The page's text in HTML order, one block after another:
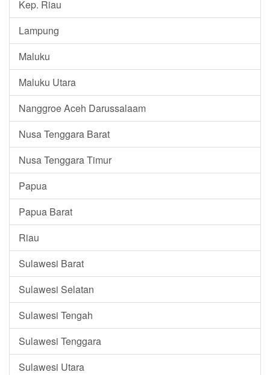
Kep. Riau
Lampung
Maluku
Maluku Utara
Nanggroe Aceh Darussalaam
Nusa Tenggara Barat
Nusa Tenggara Timur
Papua
Papua Barat
Riau
Sulawesi Barat
Sulawesi Selatan
Sulawesi Tengah
Sulawesi Tenggara
Sulawesi Utara